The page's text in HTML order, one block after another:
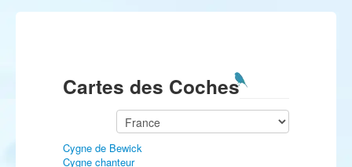
Cartes des Coches
Cygne de Bewick
Cygne chanteur